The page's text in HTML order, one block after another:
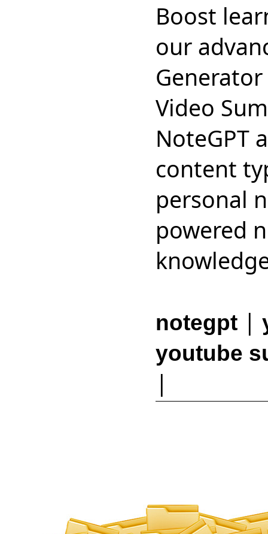
Boost
our
Video
NoteGPT
content
personal
powered
notegpt |
youtube
|